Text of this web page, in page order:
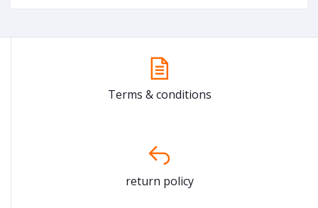
Terms & conditions
return policy